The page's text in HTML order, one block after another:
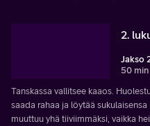
2.
Jakso
50 min
Tanskassa vallitsee kaaos.
saada rahaa ja löytää
muuttuu yhä tiiviimmäksi, vaikka